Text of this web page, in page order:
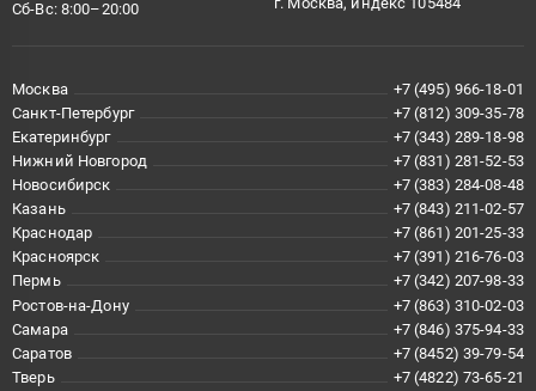
Сб-Вс: 8:00–20:00
Москва
+7 (495) 966-18-01
Санкт-Петербург
+7 (812) 309-35-78
Екатеринбург
+7 (343) 289-18-98
Нижний Новгород
+7 (831) 281-52-53
Новосибирск
+7 (383) 284-08-48
Казань
+7 (843) 211-02-57
Краснодар
+7 (861) 201-25-33
Красноярск
+7 (391) 216-76-03
Пермь
+7 (342) 207-98-33
Ростов-на-Дону
+7 (863) 310-02-03
Самара
+7 (846) 375-94-33
Саратов
+7 (8452) 39-79-54
Тверь
+7 (4822) 73-65-21